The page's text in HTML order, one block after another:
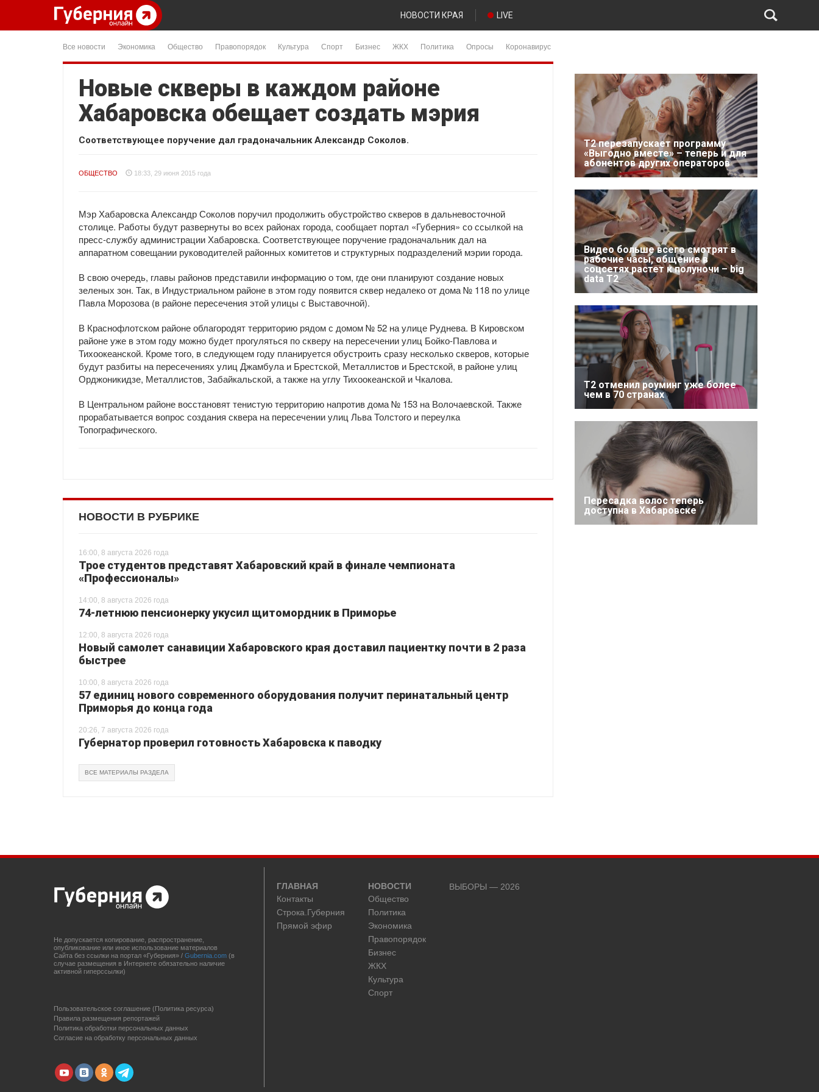
НОВОСТИ КРАЯ LIVE
Все новости Экономика Общество Правопорядок Культура Спорт Бизнес ЖКХ Политика Опросы Коронавирус
Новые скверы в каждом районе
Хабаровска обещает создать мэрия
Соответствующее поручение дал градоначальник Александр Соколов.
ОБЩЕСТВО 18:33, 29 июня 2015 года
Мэр Хабаровска Александр Соколов поручил продолжить обустройство скверов в дальневосточной
столице. Работы будут развернуты во всех районах города, сообщает портал «Губерния» со ссылкой на
пресс-службу администрации Хабаровска. Соответствующее поручение градоначальник дал на
аппаратном совещании руководителей районных комитетов и структурных подразделений мэрии города.
В свою очередь, главы районов представили информацию о том, где они планируют создание новых
зеленых зон. Так, в Индустриальном районе в этом году появится сквер недалеко от дома № 118 по улице
Павла Морозова (в районе пересечения этой улицы с Выставочной).
В Краснофлотском районе облагородят территорию рядом с домом № 52 на улице Руднева. В Кировском
районе уже в этом году можно будет прогуляться по скверу на пересечении улиц Бойко-Павлова и
Тихоокеанской. Кроме того, в следующем году планируется обустроить сразу несколько скверов, которые
будут разбиты на пересечениях улиц Джамбула и Брестской, Металлистов и Брестской, в районе улиц
Орджоникидзе, Металлистов, Забайкальской, а также на углу Тихоокеанской и Чкалова.
В Центральном районе восстановят тенистую территорию напротив дома № 153 на Волочаевской. Также
прорабатывается вопрос создания сквера на пересечении улиц Льва Толстого и переулка
Топографического.
НОВОСТИ В РУБРИКЕ
16:00, 8 августа 2026 года
Трое студентов представят Хабаровский край в финале чемпионата
«Профессионалы»
14:00, 8 августа 2026 года
74-летнюю пенсионерку укусил щитомордник в Приморье
12:00, 8 августа 2026 года
Новый самолет санавиции Хабаровского края доставил пациентку почти в 2 раза
быстрее
10:00, 8 августа 2026 года
57 единиц нового современного оборудования получит перинатальный центр
Приморья до конца года
20:26, 7 августа 2026 года
Губернатор проверил готовность Хабаровска к паводку
ВСЕ МАТЕРИАЛЫ РАЗДЕЛА
Т2 перезапускает программу
«Выгодно вместе» – теперь и для
абонентов других операторов
Видео больше всего смотрят в
рабочие часы, общение в
соцсетях растет к полуночи – big
data T2
Т2 отменил роуминг уже более
чем в 70 странах
Пересадка волос теперь
доступна в Хабаровске
Не допускается копирование, распространение,
опубликование или иное использование материалов
Сайта без ссылки на портал «Губерния» / Gubernia.com (в
случае размещения в Интернете обязательно наличие
активной гиперссылки)
Пользовательское соглашение (Политика ресурса)
Правила размещения репортажей
Политика обработки персональных данных
Согласие на обработку персональных данных
ГЛАВНАЯ
Контакты
Строка.Губерния
Прямой эфир
НОВОСТИ
Общество
Политика
Экономика
Правопорядок
Бизнес
ЖКХ
Культура
Спорт
ВЫБОРЫ — 2026